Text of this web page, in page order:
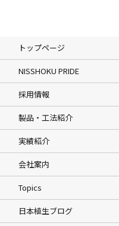
トップページ
NISSHOKU PRIDE
採用情報
製品・工法紹介
実績紹介
会社案内
Topics
日本植生ブログ